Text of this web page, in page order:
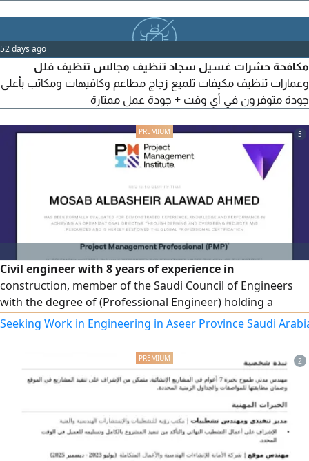
52 days ago
مكافحة حشرات غسيل سجاد تنظيف مجالس تنظيف فلل
وعمارات تنظيف مكيفات تلميع زجاج مطاعم وكافيهات ومكاتب بأعلى
جودة متوفرون في أي وقت + جودة عمل ممتازة
5
Civil engineer with 8 years of experience in
construction, member of the Saudi Council of Engineers
with the degree of (Professional Engineer) holding a
Project Management Professional (PMP) certificate
Seeking Work in Engineering in Aseer Province Saudi
2